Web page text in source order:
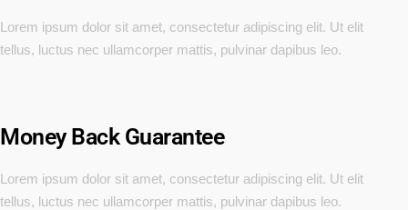
Lorem ipsum dolor sit amet, consectetur adipiscing elit. Ut elit
tellus, luctus nec ullamcorper mattis, pulvinar dapibus leo.
Money Back Guarantee
Lorem ipsum dolor sit amet, consectetur adipiscing elit. Ut elit
tellus, luctus nec ullamcorper mattis, pulvinar dapibus leo.